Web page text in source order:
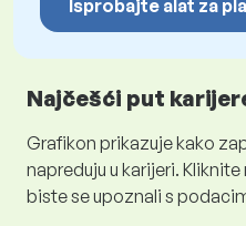
Isprobajte alat za
Najčešći put
Grafikon prikazuje kako
napreduju u karijeri.
biste se upoznali s